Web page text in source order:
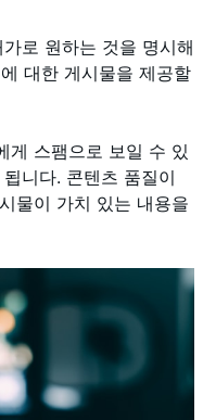
로 원하는 것을 명시해
대한 게시물을 제공할
게 스팸으로 보일 수 있
니다. 콘텐츠 품질이
물이 가치 있는 내용을